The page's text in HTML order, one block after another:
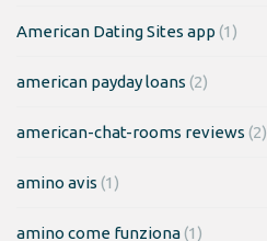
American Dating Sites app (1)
american payday loans (2)
american-chat-rooms reviews (2)
amino avis (1)
amino come funziona(1)